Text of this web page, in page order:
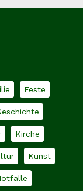
Feste
Kirche
Kunst